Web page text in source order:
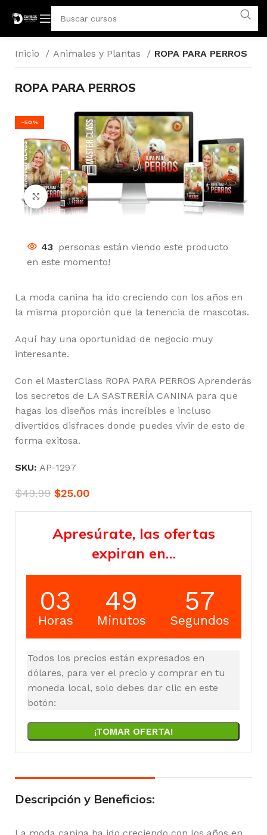
Inicio Animales y Plantas ROPA PARA PERROS
ROPA PARA PERROS
-50%
Click para agrandar
43 personas están viendo este producto
en este momento!
La moda canina ha ido creciendo con los años en
la misma proporción que la tenencia de mascotas.
Aquí hay una oportunidad de negocio muy
interesante.
Con el MasterClass ROPA PARA PERROS Aprenderás
los secretos de LA SASTRERÍA CANINA para que
hagas los diseños más increíbles e incluso
divertidos disfraces donde puedes vivir de esto de
forma exitosa.
SKU: AP-1297
$49.99 $25.00
Apresúrate, las ofertas
expiran en…
03
Horas
49
Minutos
57
Segundos
Todos los precios están expresados en
dólares, para ver el precio y comprar en tu
moneda local, solo debes dar clic en este
botón:
¡TOMAR OFERTA!
Descripción y Beneficios:
La moda canina ha ido creciendo con los años en